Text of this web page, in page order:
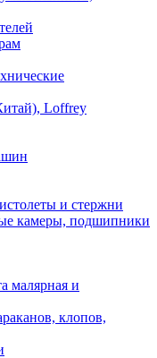
Loffrey
и стержни
камеры, подшипники
малярная и
клопов,